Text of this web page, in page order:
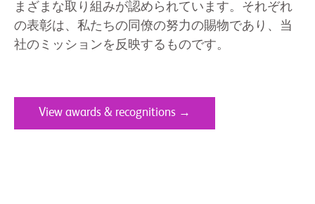
まざまな取り組みが認められています。それぞれ
の表彰は、私たちの同僚の努力の賜物であり、当
社のミッションを反映するものです。
View awards & recognitions →